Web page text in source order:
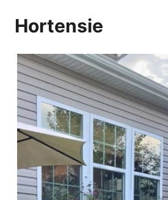
Hortensie